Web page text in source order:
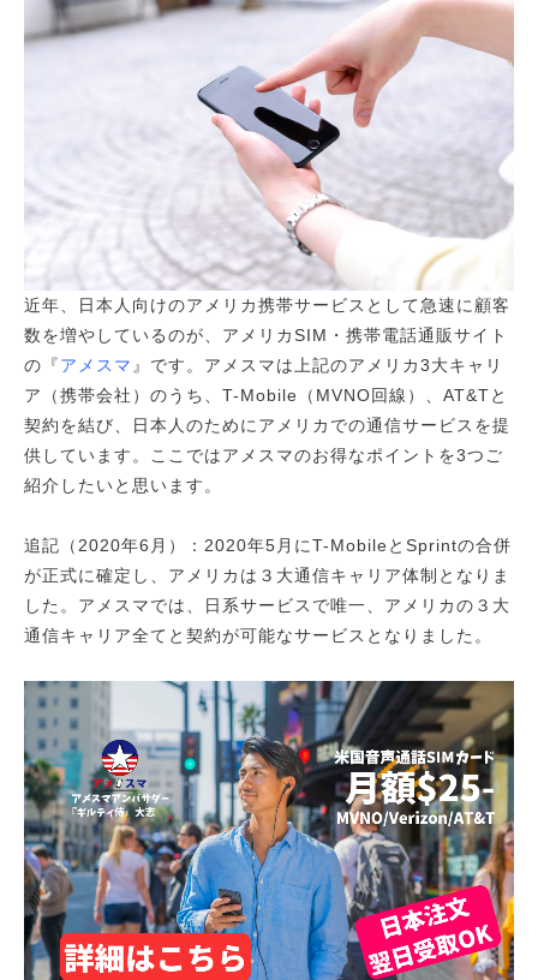
近年、日本人向けのアメリカ携帯サービスとして急速に顧客
数を増やしているのが、アメリカSIM・携帯電話通販サイト
の『アメスマ 』です。アメスマは上記のアメリカ3大キャリ
ア（携帯会社）のうち、T-Mobile（MVNO回線）、AT&Tと
契約を結び、日本人のためにアメリカでの通信サービスを提
供しています。ここではアメスマのお得なポイントを3つご
紹介したいと思います。
追記（2020年6月）：2020年5月にT-MobileとSprintの合併
が正式に確定し、アメリカは３大通信キャリア体制となりま
した。アメスマでは、日系サービスで唯一、アメリカの３大
通信キャリア全てと契約が可能なサービスとなりました。